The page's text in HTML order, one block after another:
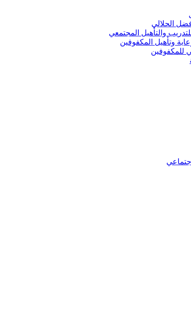
الحلالي
والتأهيل المجتمعي
وتأهيل المكفوفين
للمكفوفين